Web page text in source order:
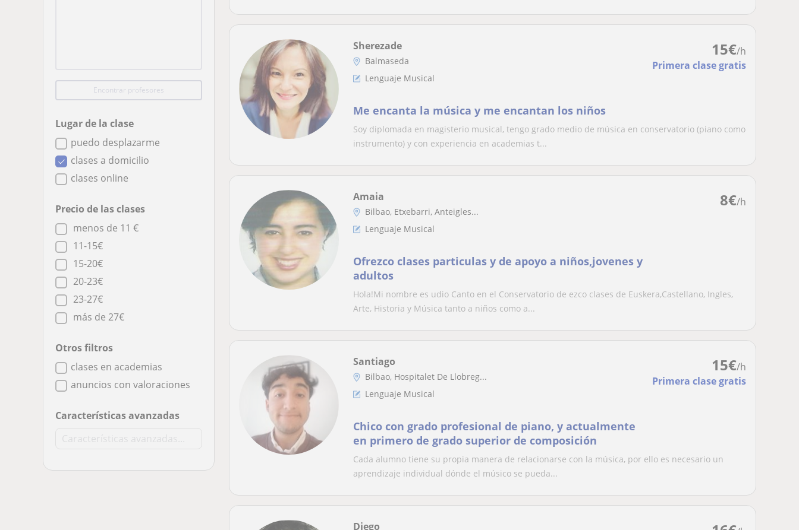
Encontrar profesores
Lugar de la clase
puedo desplazarme
clases a domicilio
clases online
Precio de las clases
menos de 11 €
11-15€
15-20€
20-23€
23-27€
más de 27€
Otros filtros
clases en academias
anuncios con valoraciones
Características avanzadas
15€/h
Primera clase gratis
Sherezade
Balmaseda
Lenguaje Musical
Me encanta la música y me encantan los niños
Soy diplomada en magisterio musical, tengo grado medio de música en conservatorio (piano como
instrumento) y con experiencia en academias t...
8€/h
Amaia
Bilbao, Etxebarri, Anteigles...
Lenguaje Musical
Ofrezco clases particulas y de apoyo a niños,jovenes y
adultos
Hola!Mi nombre es udio Canto en el Conservatorio de ezco clases de Euskera,Castellano, Ingles,
Arte, Historia y Música tanto a niños como a...
15€/h
Primera clase gratis
Santiago
Bilbao, Hospitalet De Llobreg...
Lenguaje Musical
Chico con grado profesional de piano, y actualmente
en primero de grado superior de composición
Cada alumno tiene su propia manera de relacionarse con la música, por ello es necesario un
aprendizaje individual dónde el músico se pueda...
Diego